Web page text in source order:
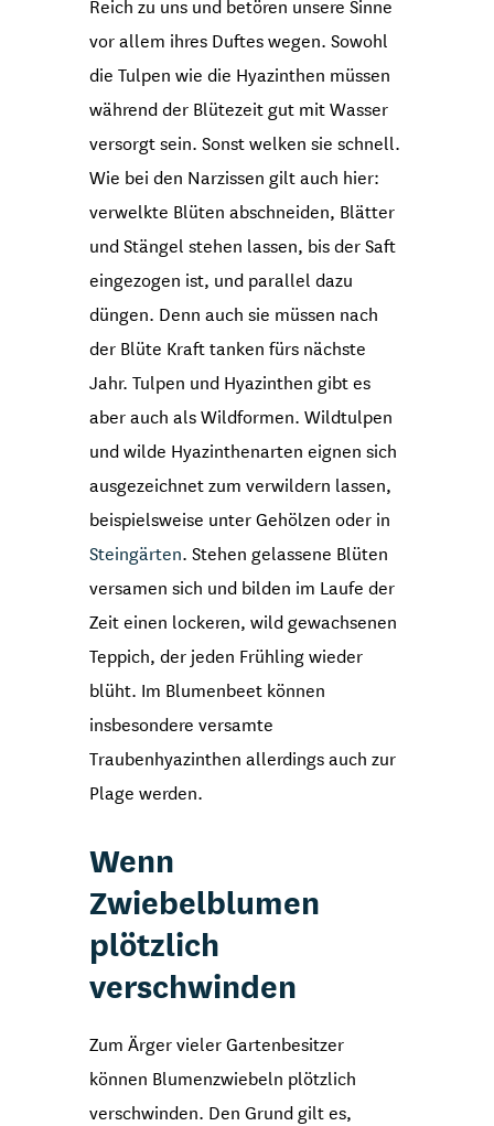
vor allem ihres Duftes wegen. Sowohl
die Tulpen wie die Hyazinthen müssen
während der Blütezeit gut mit Wasser
versorgt sein. Sonst welken sie schnell.
Wie bei den Narzissen gilt auch hier:
verwelkte Blüten abschneiden, Blätter
und Stängel stehen lassen, bis der Saft
eingezogen ist, und parallel dazu
düngen. Denn auch sie müssen nach
der Blüte Kraft tanken fürs nächste
Jahr. Tulpen und Hyazinthen gibt es
aber auch als Wildformen. Wildtulpen
und wilde Hyazinthenarten eignen sich
ausgezeichnet zum verwildern lassen,
beispielsweise unter Gehölzen oder in
Steingärten. Stehen gelassene Blüten
versamen sich und bilden im Laufe der
Zeit einen lockeren, wild gewachsenen
Teppich, der jeden Frühling wieder
blüht. Im Blumenbeet können
insbesondere versamte
Traubenhyazinthen allerdings auch zur
Plage werden.
Wenn
Zwiebelblumen
plötzlich
verschwinden
Zum Ärger vieler Gartenbesitzer
können Blumenzwiebeln plötzlich
verschwinden. Den Grund gilt es,